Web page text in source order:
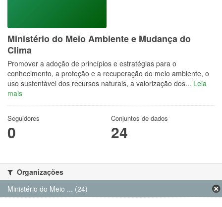
Ministério do Meio Ambiente e Mudança do
Clima
Promover a adoção de princípios e estratégias para o
conhecimento, a proteção e a recuperação do meio ambiente, o
uso sustentável dos recursos naturais, a valorização dos... Leia
mais
Seguidores
0
Conjuntos de dados
24
Organizações
Ministério do Meio ... (24)